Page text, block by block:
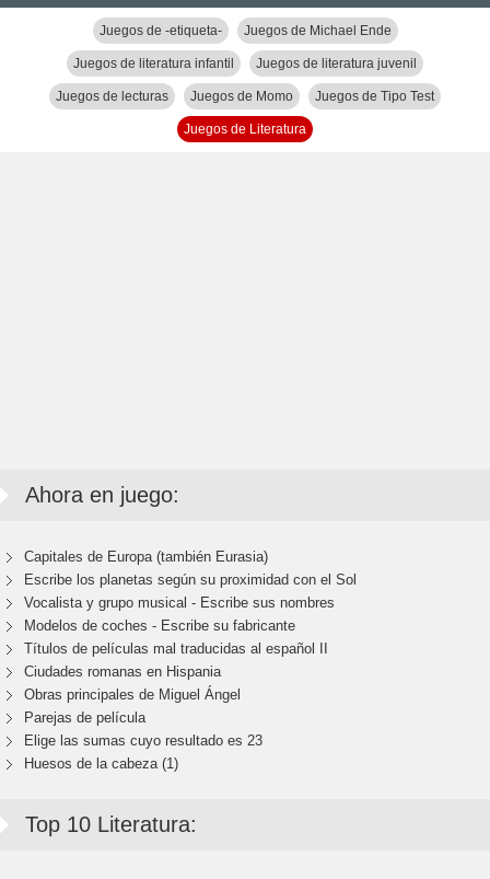
Juegos de -etiqueta- Juegos de Michael Ende
Juegos de literatura infantil Juegos de literatura juvenil
Juegos de lecturas Juegos de Momo Juegos de Tipo Test
Juegos de Literatura
Ahora en juego:
Capitales de Europa (también Eurasia)
Escribe los planetas según su proximidad con el Sol
Vocalista y grupo musical - Escribe sus nombres
Modelos de coches - Escribe su fabricante
Títulos de películas mal traducidas al español II
Ciudades romanas en Hispania
Obras principales de Miguel Ángel
Parejas de película
Elige las sumas cuyo resultado es 23
Huesos de la cabeza (1)
Top 10 Literatura: